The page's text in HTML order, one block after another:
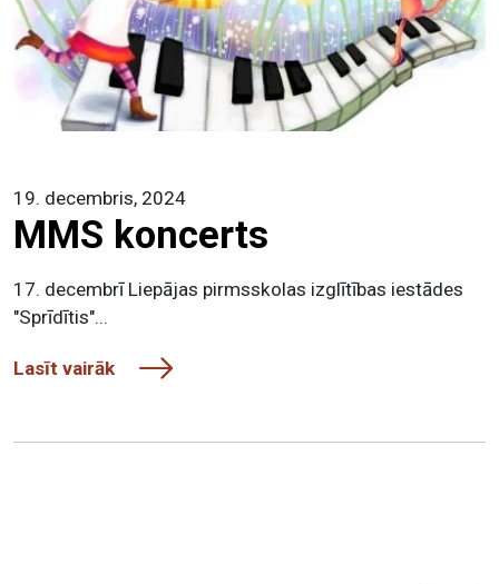
19. decembris, 2024
MMS koncerts
17. decembrī Liepājas pirmsskolas izglītības iestādes
"Sprīdītis"...
Lasīt vairāk